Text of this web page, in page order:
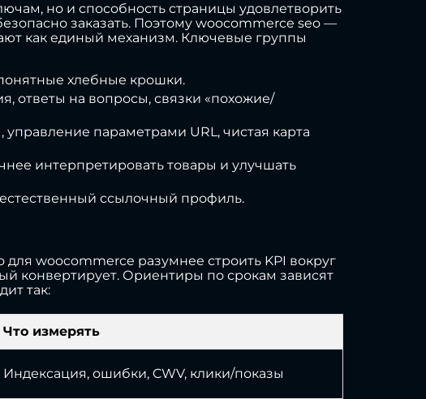
но и способность страницы удовлетворить
заказать. Поэтому woocommerce seo —
как единый механизм. Ключевые группы
хлебные крошки.
ответы на вопросы, связки «похожие/
управление параметрами URL, чистая карта
интерпретировать товары и улучшать
ссылочный профиль.
woocommerce разумнее строить KPI вокруг
конвертирует. Ориентиры по срокам зависят
так:
Что измерять
Индексация, ошибки, CWV, клики/показы